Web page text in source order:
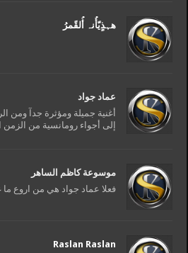
هہذٍيّأُنہ أُلقًمرُ
عماد جواد
أغنية جميلة ومؤثرة جدآ ومن
إلى أجواء رومانسية من الزمن
موسوعة كاظم الساهر
فعلا عماد جواد هي من اروع ما
Raslan Raslan